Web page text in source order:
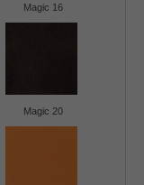
Magic 16
Magic 20